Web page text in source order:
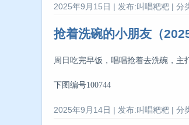
2025年9月15日 | 发布:叫唱粑粑 | 分
抢着洗碗的小朋友（
周日吃完早饭，唱唱抢着去洗碗，主
下图编号100744
2025年9月14日 | 发布:叫唱粑粑 | 分